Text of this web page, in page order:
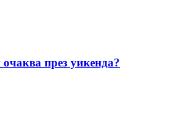
през уикенда?